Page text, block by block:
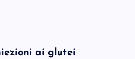
ai glutei